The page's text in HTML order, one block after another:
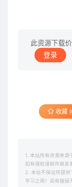
此资源下载
登录
收藏
1. 本站所有资源来源
如有侵权请邮件联系
2. 本站不保证所提
学习之用！如有链接